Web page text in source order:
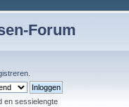
Forum
en sessielengte